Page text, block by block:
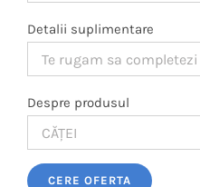
Detalii suplimentare
Despre produsul
Please leave this field empty.